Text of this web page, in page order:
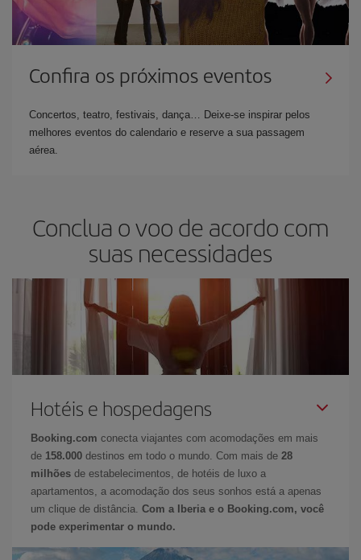
Confira os próximos eventos
Concertos, teatro, festivais, dança… Deixe-se inspirar pelos
melhores eventos do calendario e reserve a sua passagem
aérea.
Conclua o voo de acordo com
suas necessidades
Hotéis e hospedagens
Booking.com conecta viajantes com acomodações em mais
de 158.000 destinos em todo o mundo. Com mais de 28
milhões de estabelecimentos, de hotéis de luxo a
apartamentos, a acomodação dos seus sonhos está a apenas
um clique de distância. Com a Iberia e o Booking.com, você
pode experimentar o mundo.